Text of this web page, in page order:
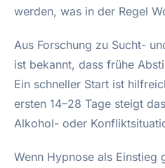
werden, was in der Regel
Aus Forschung zu Sucht-
ist bekannt, dass frühe
Ein schneller Start ist
ersten 14–28 Tage steigt
Alkohol- oder
Wenn Hypnose als Einstieg